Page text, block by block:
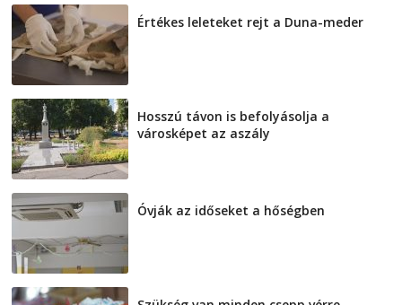
Értékes leleteket rejt a Duna-meder
Hosszú távon is befolyásolja a
városképet az aszály
Óvják az időseket a hőségben